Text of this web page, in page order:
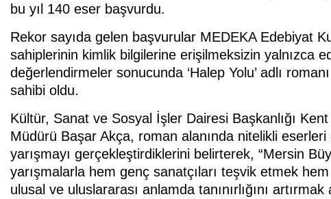
bu yıl 140 eser başvurdu.
Rekor sayıda gelen başvurular MEDEKA Edebiyat
sahiplerinin kimlik bilgilerine erişilmeksizin yalnızca
değerlendirmeler sonucunda ‘Halep Yolu’ adlı
sahibi oldu.
Kültür, Sanat ve Sosyal İşler Dairesi Başkanlığı
Müdürü Başar Akça, roman alanında nitelikli
yarışmayı gerçekleştirdiklerini belirterek, “Mersin
yarışmalarla hem genç sanatçıları teşvik etmek
ulusal ve uluslararası anlamda tanınırlığını